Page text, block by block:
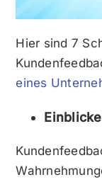
Hier sind 7
eines